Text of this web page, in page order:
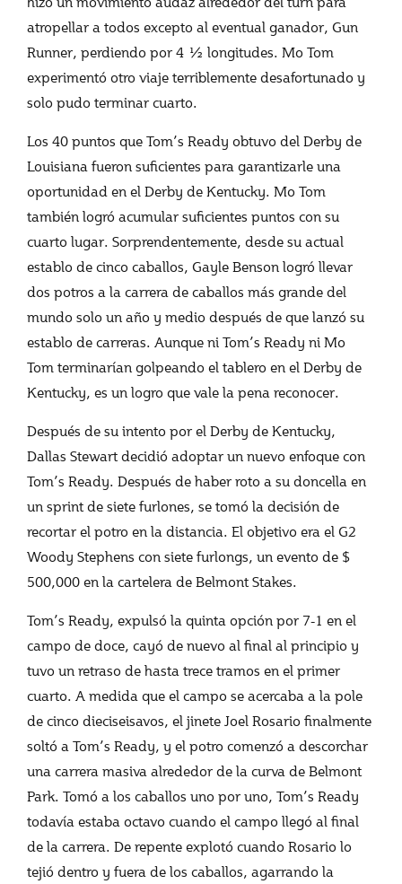
atropellar a todos excepto al eventual ganador, Gun
Runner, perdiendo por 4 ½ longitudes. Mo Tom
experimentó otro viaje terriblemente desafortunado y
solo pudo terminar cuarto.
Los 40 puntos que Tom’s Ready obtuvo del Derby de
Louisiana fueron suficientes para garantizarle una
oportunidad en el Derby de Kentucky. Mo Tom
también logró acumular suficientes puntos con su
cuarto lugar. Sorprendentemente, desde su actual
establo de cinco caballos, Gayle Benson logró llevar
dos potros a la carrera de caballos más grande del
mundo solo un año y medio después de que lanzó su
establo de carreras. Aunque ni Tom’s Ready ni Mo
Tom terminarían golpeando el tablero en el Derby de
Kentucky, es un logro que vale la pena reconocer.
Después de su intento por el Derby de Kentucky,
Dallas Stewart decidió adoptar un nuevo enfoque con
Tom’s Ready. Después de haber roto a su doncella en
un sprint de siete furlones, se tomó la decisión de
recortar el potro en la distancia. El objetivo era el G2
Woody Stephens con siete furlongs, un evento de $
500,000 en la cartelera de Belmont Stakes.
Tom’s Ready, expulsó la quinta opción por 7-1 en el
campo de doce, cayó de nuevo al final al principio y
tuvo un retraso de hasta trece tramos en el primer
cuarto. A medida que el campo se acercaba a la pole
de cinco dieciseisavos, el jinete Joel Rosario finalmente
soltó a Tom’s Ready, y el potro comenzó a descorchar
una carrera masiva alrededor de la curva de Belmont
Park. Tomó a los caballos uno por uno, Tom’s Ready
todavía estaba octavo cuando el campo llegó al final
de la carrera. De repente explotó cuando Rosario lo
tejió dentro y fuera de los caballos, agarrando la